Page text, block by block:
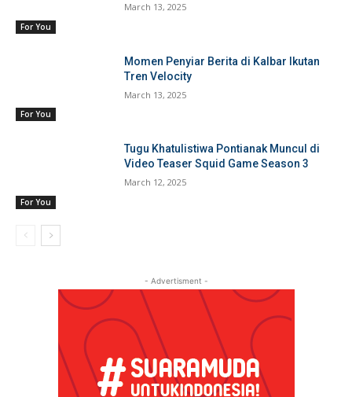
For You
March 13, 2025
For You
Momen Penyiar Berita di Kalbar Ikutan
Tren Velocity
March 13, 2025
For You
Tugu Khatulistiwa Pontianak Muncul di
Video Teaser Squid Game Season 3
March 12, 2025
- Advertisment -